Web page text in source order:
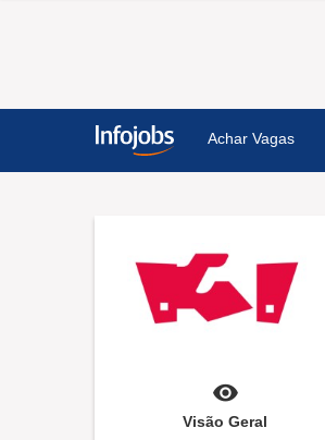
Achar Vagas
Visão Geral